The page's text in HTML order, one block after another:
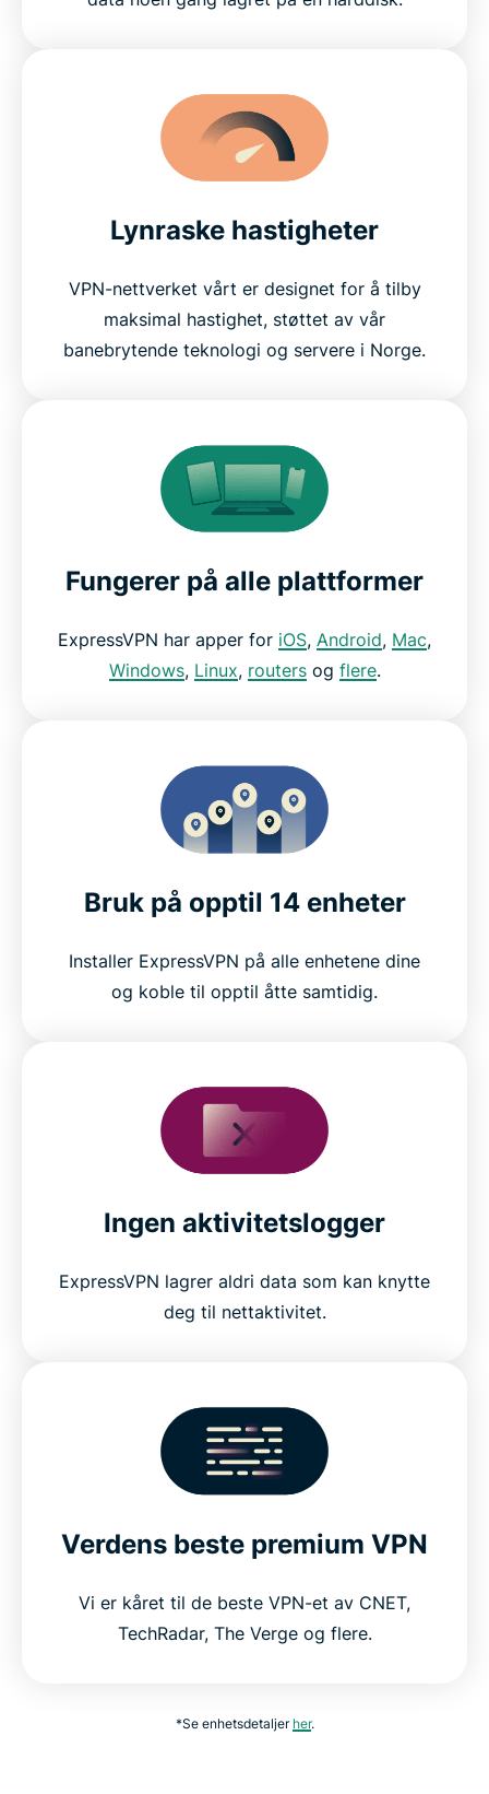
Lynraske hastigheter
VPN-nettverket vårt er designet for å tilby
maksimal hastighet, støttet av vår
banebrytende teknologi og servere i Norge.
Fungerer på alle plattformer
ExpressVPN har apper for iOS, Android, Mac,
Windows, Linux, routersog flere.
Bruk på opptil 14 enheter
Installer ExpressVPN på alle enhetene dine
og koble til opptil åtte samtidig.
Ingen aktivitetslogger
ExpressVPN lagrer aldri data som kan knytte
deg til nettaktivitet.
Verdens beste premium VPN
Vi er kåret til de beste VPN-et av CNET,
TechRadar, The Verge og flere.
*Se enhetsdetaljer her.